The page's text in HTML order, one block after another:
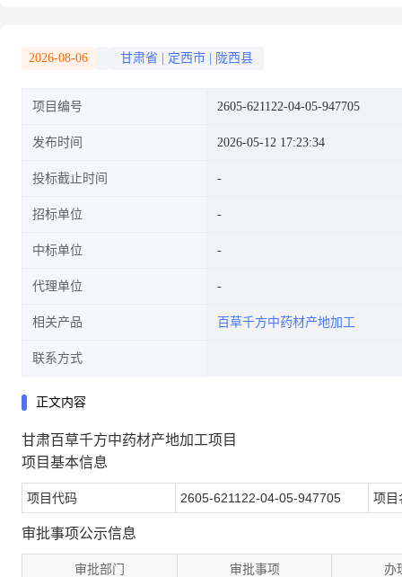
2026-08-06 甘肃省 定西市 陇西县
项目编号 2605-621122-04-05-947705
发布时间 2026-05-12 17:23:34
投标截止时间
招标单位
中标单位
代理单位
相关产品 百草千方中药材产地加工
联系方式
正文内容
甘肃百草千方中药材产地加工项目
项目基本信息
项目代码 2605-621122-04-05-947705 项目
审批事项公示信息
审批部门 审批事项 办